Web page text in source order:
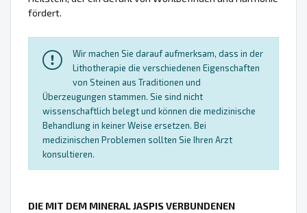
fördert.
Wir machen Sie darauf aufmerksam, dass in der
Lithotherapie die verschiedenen Eigenschaften
von Steinen aus Traditionen und
Überzeugungen stammen. Sie sind nicht
wissenschaftlich belegt und können die medizinische
Behandlung in keiner Weise ersetzen. Bei
medizinischen Problemen sollten Sie Ihren Arzt
konsultieren.
DIE MIT DEM MINERAL JASPIS VERBUNDENEN